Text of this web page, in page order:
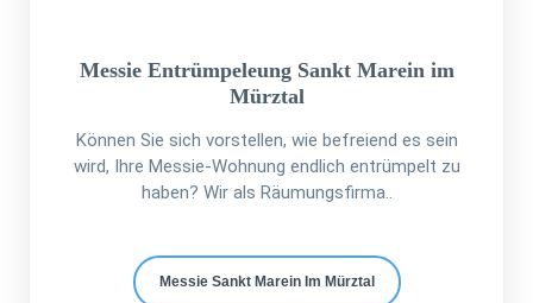
Messie Entrümpeleung Sankt Marein im
Mürztal
Können Sie sich vorstellen, wie befreiend es sein
wird, Ihre Messie-Wohnung endlich entrümpelt zu
haben? Wir als Räumungsfirma..
Messie Sankt Marein Im Mürztal